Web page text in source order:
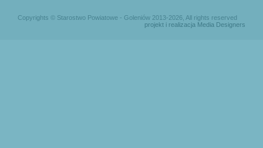
Copyrights © Starostwo Powiatowe - Goleniów 2013-2026, All rights reserved
projekt i realizacja Media Designers